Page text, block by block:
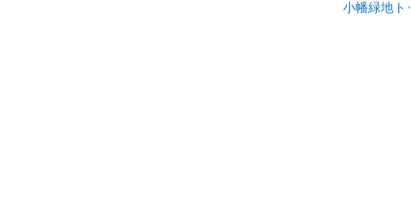
小幡緑地ト